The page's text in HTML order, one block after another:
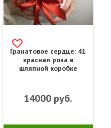
Гранатовое сердце: 41
красная роза в
шляпной коробке
14000 руб.